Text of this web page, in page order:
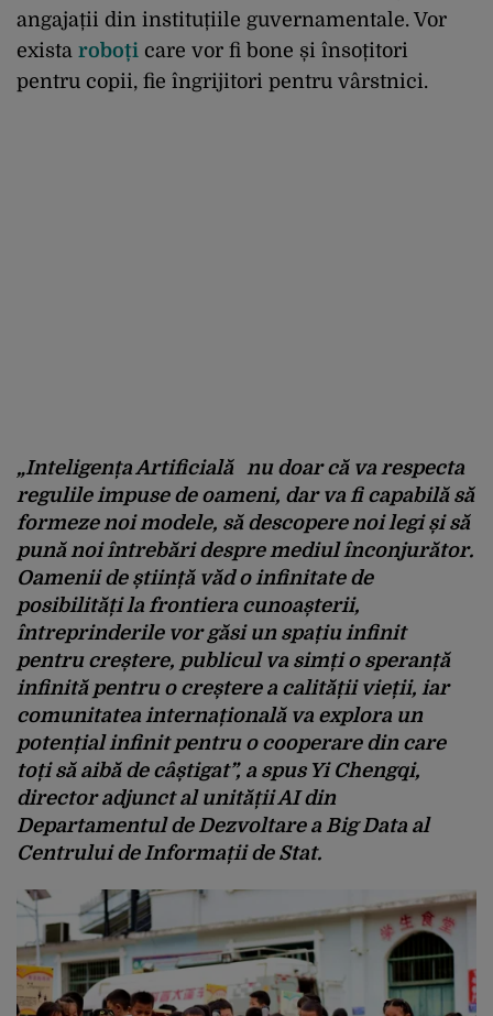
angajații din instituțiile guvernamentale. Vor
exista roboți care vor fi bone și însoțitori
pentru copii, fie îngrijitori pentru vârstnici.
„Inteligența Artificială nu doar că va respecta
regulile impuse de oameni, dar va fi capabilă să
formeze noi modele, să descopere noi legi și să
pună noi întrebări despre mediul înconjurător.
Oamenii de știință văd o infinitate de
posibilități la frontiera cunoașterii,
întreprinderile vor găsi un spațiu infinit
pentru creștere, publicul va simți o speranță
infinită pentru o creștere a calității vieții, iar
comunitatea internațională va explora un
potențial infinit pentru o cooperare din care
toți să aibă de câștigat”, a spus Yi Chengqi,
director adjunct al unității AI din
Departamentul de Dezvoltare a Big Data al
Centrului de Informații de Stat.